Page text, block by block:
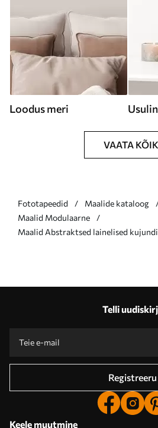
Loodus meri
VAATA
Fototapeedid
Maalide kataloog
Maalid Modulaarne
Maalid Abstraktsed lainelised
Telli
Registreeru
Keele muutmine